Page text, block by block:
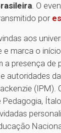
. O
por
aos
e marca o
a presença de
autoridades
(IPM).